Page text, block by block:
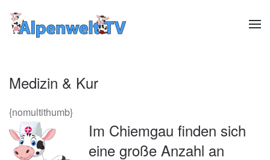
Zum Hauptinhalt springen
Medizin & Kur
{nomultithumb}
Im Chiemgau finden sich
eine große Anzahl an